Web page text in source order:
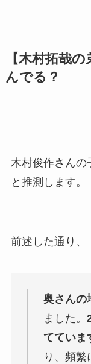
【木村拓哉
んでる？
木村俊作さんの
と推測します。
前述した通り、
奥さんの
ました。
てていま
り、頻